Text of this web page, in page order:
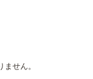
せん。